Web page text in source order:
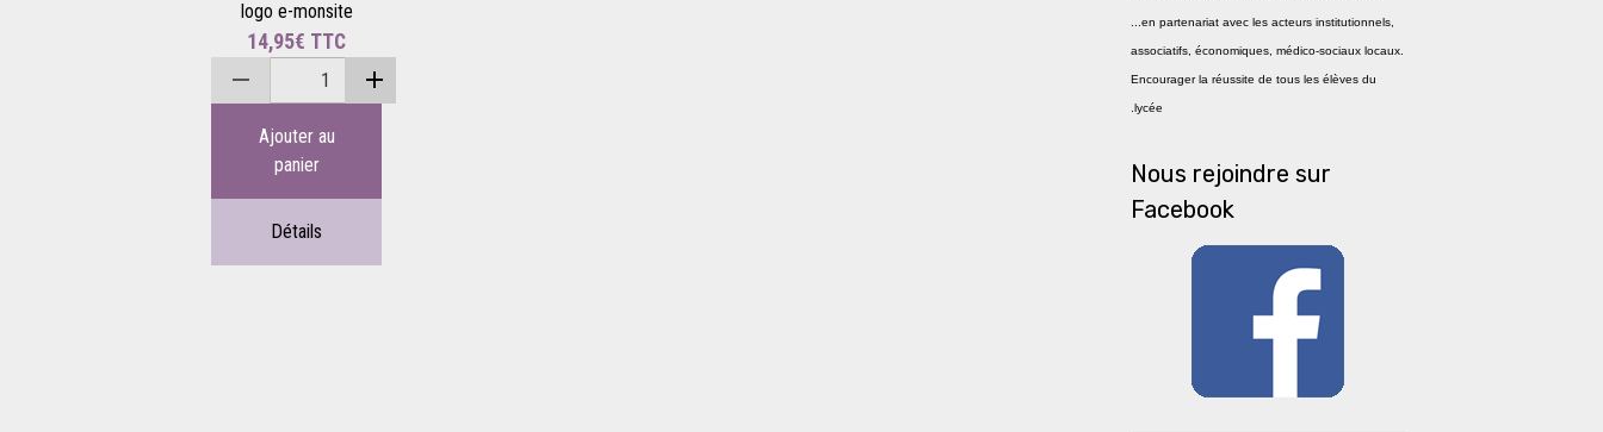
logo e-monsite
14,95€ TTC
Ajouter au
panier
Détails
...en partenariat avec les acteurs institutionnels,
associatifs, économiques, médico-sociaux locaux.
Encourager la réussite de tous les élèves du
lycée.
Nous rejoindre sur
Facebook